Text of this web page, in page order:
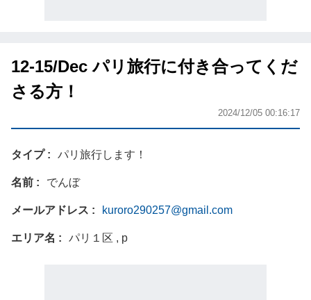
12-15/Dec パリ旅行に付き合ってくだ
さる方！
2024/12/05 00:16:17
タイプ パリ旅行します！
名前 でんぼ
メールアドレス kuroro290257@gmail.com
エリア名 パリ１区 , p